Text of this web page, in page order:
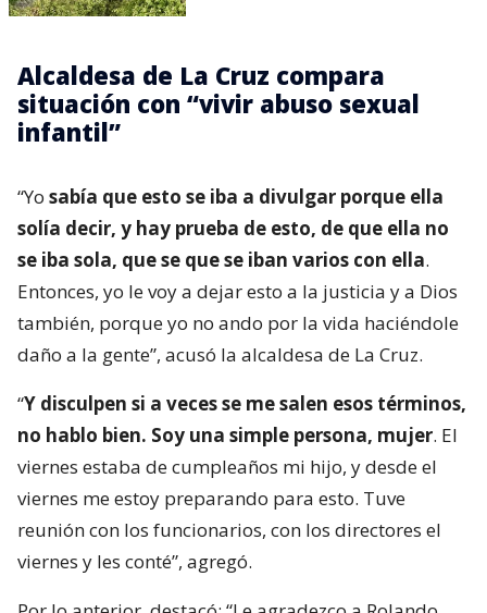
Alcaldesa de La Cruz compara
situación con “vivir abuso sexual
infantil”
“Yo sabía que esto se iba a divulgar porque ella
solía decir, y hay prueba de esto, de que ella no
se iba sola, que se que se iban varios con ella.
Entonces, yo le voy a dejar esto a la justicia y a Dios
también, porque yo no ando por la vida haciéndole
daño a la gente”, acusó la alcaldesa de La Cruz.
“Y disculpen si a veces se me salen esos términos,
no hablo bien. Soy una simple persona, mujer. El
viernes estaba de cumpleaños mi hijo, y desde el
viernes me estoy preparando para esto. Tuve
reunión con los funcionarios, con los directores el
viernes y les conté”, agregó.